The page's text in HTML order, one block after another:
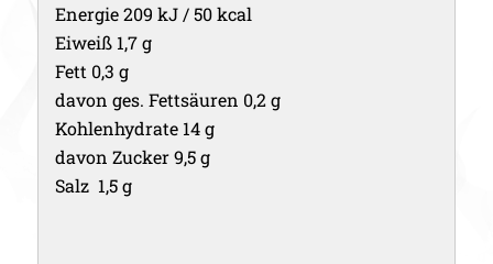
Energie 209 kJ / 50 kcal
Eiweiß 1,7 g
Fett 0,3 g
davon ges. Fettsäuren 0,2 g
Kohlenhydrate 14 g
davon Zucker 9,5 g
Salz 1,5 g